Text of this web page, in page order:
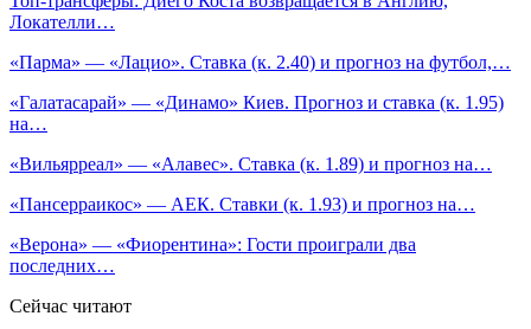
Локателли…
«Парма» — «Лацио». Ставка (к. 2.40) и прогноз на футбол,…
«Галатасарай» — «Динамо» Киев. Прогноз и ставка (к. 1.95)
на…
«Вильярреал» — «Алавес». Ставка (к. 1.89) и прогноз на…
«Пансерраикос» — АЕК. Ставки (к. 1.93) и прогноз на…
«Верона» — «Фиорентина»: Гости проиграли два
последних…
Сейчас читают